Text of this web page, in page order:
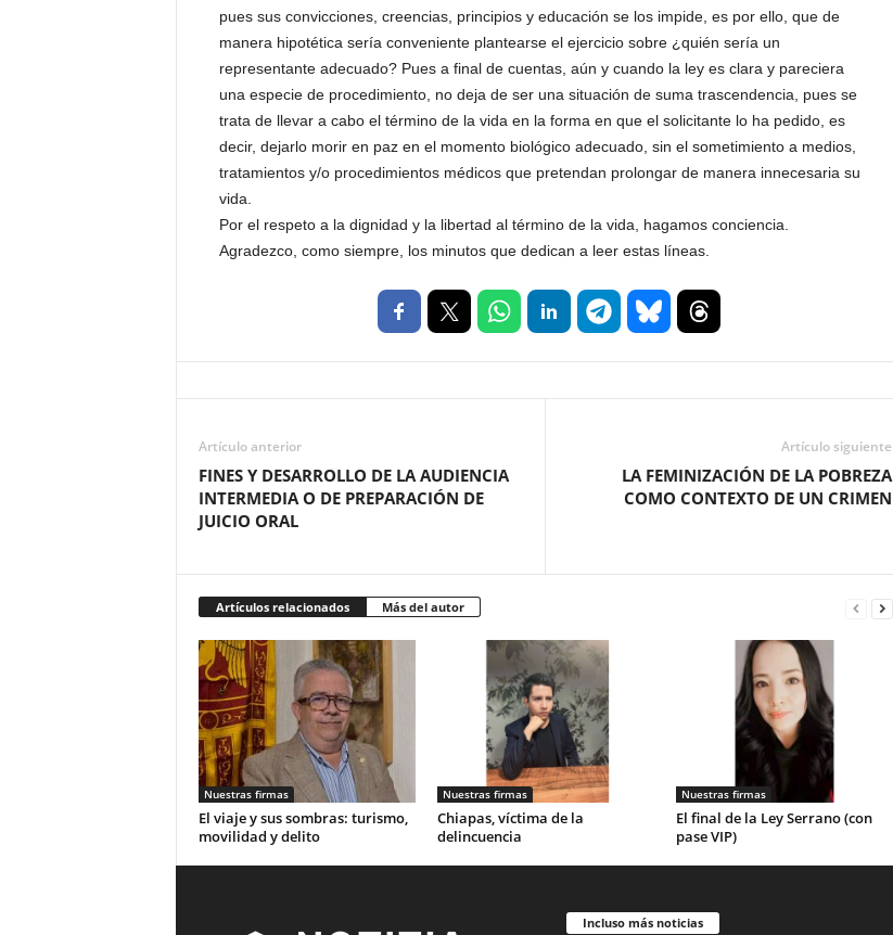
pues sus convicciones, creencias, principios y educación se los impide, es por ello, que de
manera hipotética sería conveniente plantearse el ejercicio sobre ¿quién sería un
representante adecuado? Pues a final de cuentas, aún y cuando la ley es clara y pareciera
una especie de procedimiento, no deja de ser una situación de suma trascendencia, pues se
trata de llevar a cabo el término de la vida en la forma en que el solicitante lo ha pedido, es
decir, dejarlo morir en paz en el momento biológico adecuado, sin el sometimiento a medios,
tratamientos y/o procedimientos médicos que pretendan prolongar de manera innecesaria su
vida.
Por el respeto a la dignidad y la libertad al término de la vida, hagamos conciencia.
Agradezco, como siempre, los minutos que dedican a leer estas líneas.
Artículo anterior
FINES Y DESARROLLO DE LA AUDIENCIA
INTERMEDIA O DE PREPARACIÓN DE
JUICIO ORAL
Artículo siguiente
LA FEMINIZACIÓN DE LA POBREZA
COMO CONTEXTO DE UN CRIMEN
Artículos relacionados Más del autor
Nuestras firmas
El viaje y sus sombras: turismo,
movilidad y delito
Nuestras firmas
Chiapas, víctima de la
delincuencia
Nuestras firmas
El final de la Ley Serrano (con
pase VIP)
Incluso más noticias